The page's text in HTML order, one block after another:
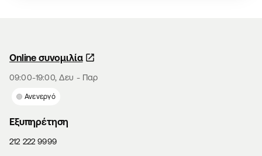
Online συνομιλία
09:00-19:00, Δευ - Παρ
Ανενεργό
Εξυπηρέτηση
212 222 9999